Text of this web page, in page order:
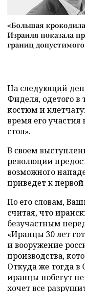
«Большая
Израиля показала
границ допустимого
На следующий
Фиделя, одетого
костюм и
время его
стол».
В своем
революции
возможного
приведет к
По его словам,
считая, что
безучастным
«Иранцы 30 лет
и вооружение
производства,
Откуда же тогда в
иранцы побегут
хочет все